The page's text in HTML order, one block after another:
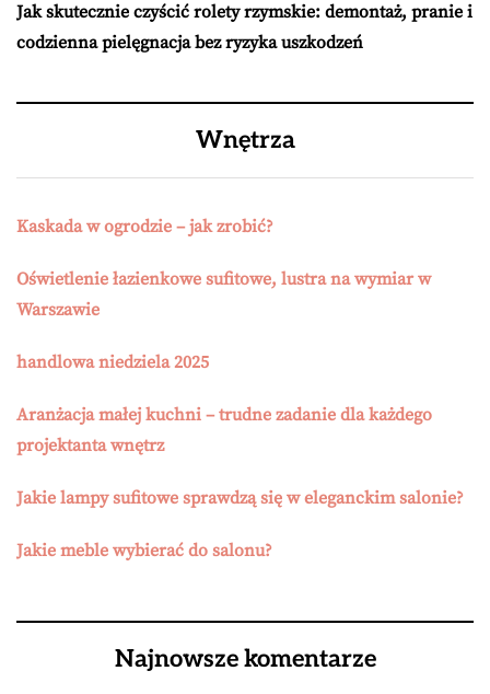
Jak skutecznie czyścić rolety rzymskie: demontaż, pranie i
codzienna pielęgnacja bez ryzyka uszkodzeń
Wnętrza
Kaskada w ogrodzie – jak zrobić?
Oświetlenie łazienkowe sufitowe, lustra na wymiar w
Warszawie
handlowa niedziela 2025
Aranżacja małej kuchni – trudne zadanie dla każdego
projektanta wnętrz
Jakie lampy sufitowe sprawdzą się w eleganckim salonie?
Jakie meble wybierać do salonu?
Najnowsze komentarze